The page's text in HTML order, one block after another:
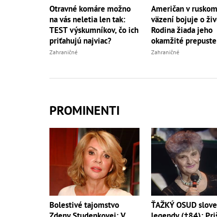
Otravné komáre možno
na vás neletia len tak:
TEST výskumníkov, čo ich
priťahujú najviac?
Zahraničné
Američan v ruskom
väzení bojuje o
Rodina žiada jeho
okamžité
Zahraničné
PROMINENTI
Bolestivé tajomstvo
ŤAŽKÝ OSUD